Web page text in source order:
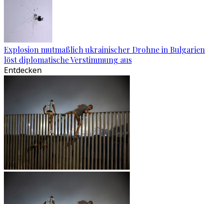
Explosion mutmaßlich ukrainischer Drohne in Bulgarien
löst diplomatische Verstimmung aus
Entdecken